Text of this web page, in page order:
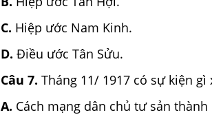
C. Hiệp ước Nam Kinh.
D. Điều ước Tân Sửu.
Câu 7. Tháng 11/ 1917 có sự kiện gì
A. Cách mạng dân chủ tư sản thành